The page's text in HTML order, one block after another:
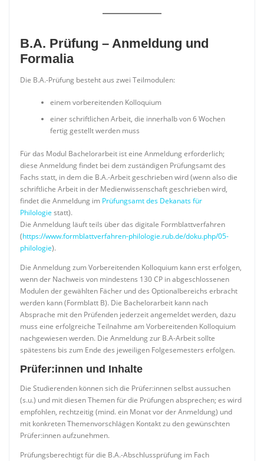
B.A. Prüfung – Anmeldung und
Formalia
Die B.A.-Prüfung besteht aus zwei Teilmodulen:
einem vorbereitenden Kolloquium
einer schriftlichen Arbeit, die innerhalb von 6 Wochen
fertig gestellt werden muss
Für das Modul Bachelorarbeit ist eine Anmeldung erforderlich;
diese Anmeldung findet bei dem zuständigen Prüfungsamt des
Fachs statt, in dem die B.A.-Arbeit geschrieben wird (wenn also die
schriftliche Arbeit in der Medienwissenschaft geschrieben wird,
findet die Anmeldung im Prüfungsamt des Dekanats für
Philologie statt).
Die Anmeldung läuft teils über das digitale Formblattverfahren
(https://www.formblattverfahren-philologie.rub.de/doku.php/05-
philologie).
Die Anmeldung zum Vorbereitenden Kolloquium kann erst erfolgen,
wenn der Nachweis von mindestens 130 CP in abgeschlossenen
Modulen der gewählten Fächer und des Optionalbereichs erbracht
werden kann (Formblatt B). Die Bachelorarbeit kann nach
Absprache mit den Prüfenden jederzeit angemeldet werden, dazu
muss eine erfolgreiche Teilnahme am Vorbereitenden Kolloquium
nachgewiesen werden. Die Anmeldung zur B.A-Arbeit sollte
spätestens bis zum Ende des jeweiligen Folgesemesters erfolgen.
Prüfer:innen und Inhalte
Die Studierenden können sich die Prüfer:innen selbst aussuchen
(s.u.) und mit diesen Themen für die Prüfungen absprechen; es wird
empfohlen, rechtzeitig (mind. ein Monat vor der Anmeldung) und
mit konkreten Themenvorschlägen Kontakt zu den gewünschten
Prüfer:innen aufzunehmen.
Prüfungsberechtigt für die B.A.-Abschlussprüfung im Fach